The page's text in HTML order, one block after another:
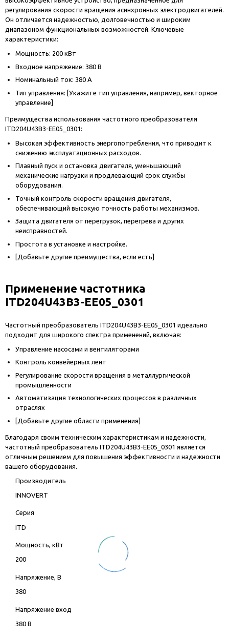
регулирования скорости вращения асинхронных электродвигателей.
Он отличается надежностью, долговечностью и широким
диапазоном функциональных возможностей. Ключевые
характеристики:
Мощность: 200 кВт
Входное напряжение: 380 В
Номинальный ток: 380 А
Тип управления: [Укажите тип управления, например, векторное
управление]
Преимущества использования частотного преобразователя
ITD204U43B3-EE05_0301:
Высокая эффективность энергопотребления, что приводит к
снижению эксплуатационных расходов.
Плавный пуск и остановка двигателя, уменьшающий
механические нагрузки и продлевающий срок службы
оборудования.
Точный контроль скорости вращения двигателя,
обеспечивающий высокую точность работы механизмов.
Защита двигателя от перегрузок, перегрева и других
неисправностей.
Простота в установке и настройке.
[Добавьте другие преимущества, если есть]
Применение частотника
ITD204U43B3-EE05_0301
Частотный преобразователь ITD204U43B3-EE05_0301 идеально
подходит для широкого спектра применений, включая:
Управление насосами и вентиляторами
Контроль конвейерных лент
Регулирование скорости вращения в металлургической
промышленности
Автоматизация технологических процессов в различных
отраслях
[Добавьте другие области применения]
Благодаря своим техническим характеристикам и надежности,
частотный преобразователь ITD204U43B3-EE05_0301 является
отличным решением для повышения эффективности и надежности
вашего оборудования.
Производитель
INNOVERT
Серия
ITD
Мощность, кВт
200
Напряжение, В
380
Напряжение вход
380 В